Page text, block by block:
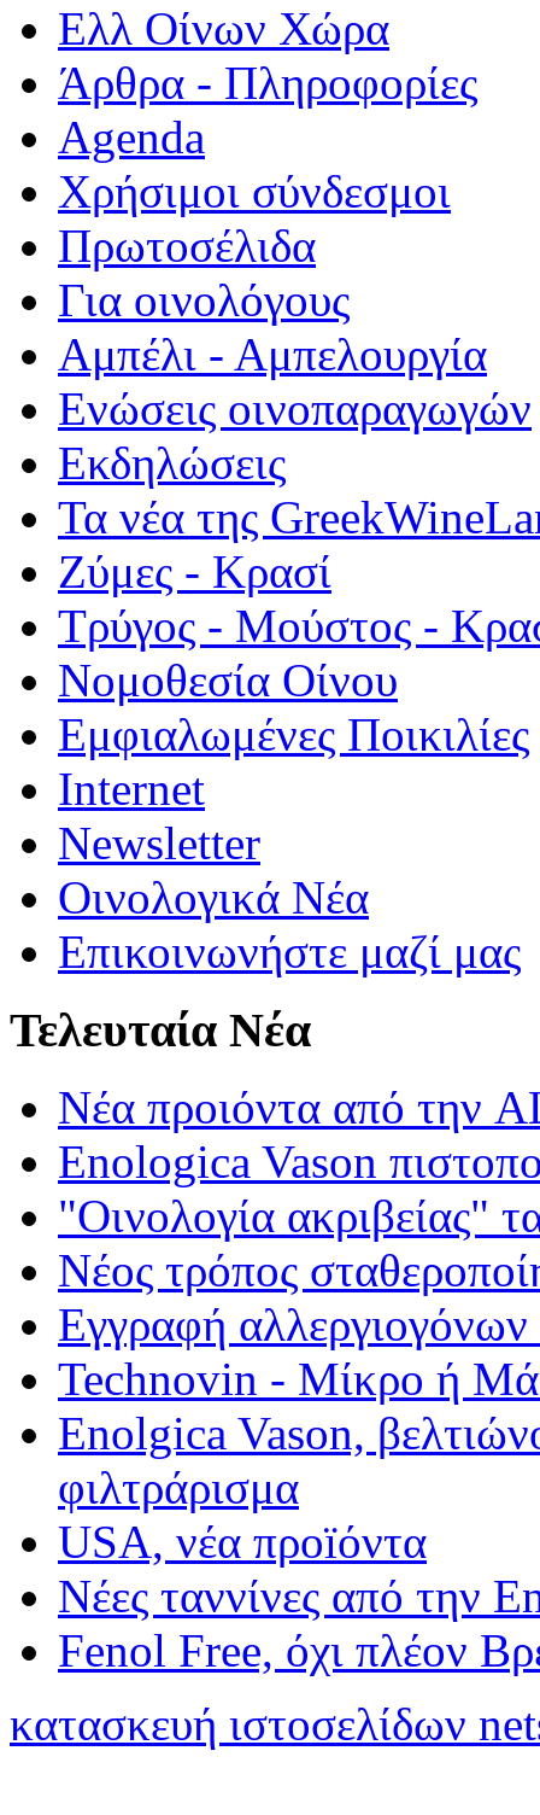
Ελλ Οίνων Χώρα
Άρθρα - Πληροφορίες
Agenda
Χρήσιμοι σύνδεσμοι
Πρωτοσέλιδα
Για οινολόγους
Αμπέλι - Αμπελουργία
Ενώσεις οινοπαραγωγών
Εκδηλώσεις
Τα νέα της
Ζύμες - Κρασί
Τρύγος - Μούστος -
Νομοθεσία Οίνου
Εμφιαλωμένες Ποικιλίες
Internet
Newsletter
Οινολογικά Νέα
Επικοινωνήστε μαζί μας
Τελευταία Νέα
Νέα προιόντα από
Enologica Vason
"Οινολογία ακριβείας"
Νέος τρόπος
Εγγραφή αλλεργιογόνων
Technovin - Μίκρο ή
Enolgica Vason,
φιλτράρισμα
USA, νέα προïόντα
Νέες ταννίνες από την
Fenol Free, όχι πλέον
κατασκευή ιστοσελίδων